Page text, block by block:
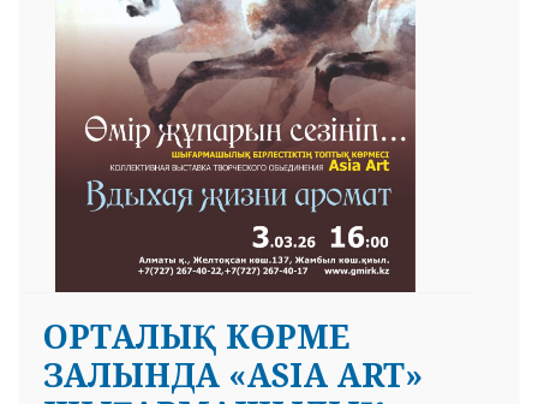
ОРТАЛЫҚ КӨРМЕ
ЗАЛЫНДА «ASIA ART»